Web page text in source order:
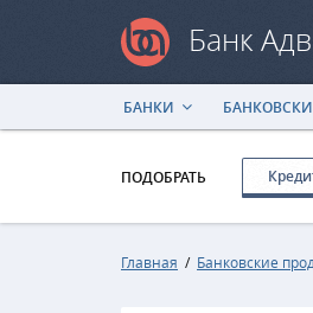
Банк
БАНКИ
ПОДОБРАТЬ
Главная / Банковские